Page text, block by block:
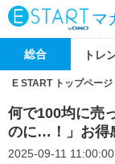
マ
総合 トレ
E START トップページ
何で100均に売
のに…！」お得
2025-09-11 11:00:00